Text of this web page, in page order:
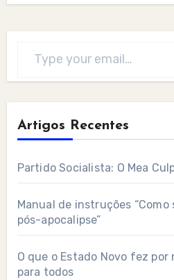
Artigos Recentes
Partido Socialista: O Mea
Manual de instruções
pós-apocalipse”
O que o Estado Novo fez
para todos